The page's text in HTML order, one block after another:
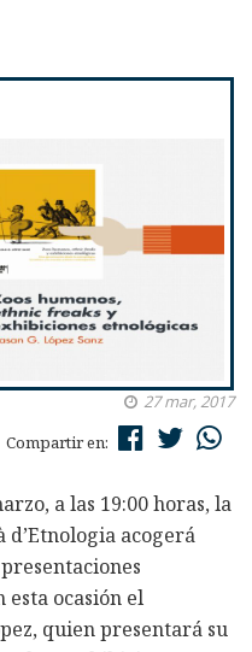
27 mar, 2017
Compartir en:
a las 19:00 horas, la
acogerá
esta ocasión el
quien presentará su